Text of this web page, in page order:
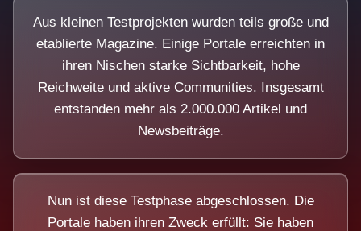
Aus kleinen Testprojekten wurden teils große und
etablierte Magazine. Einige Portale erreichten in
ihren Nischen starke Sichtbarkeit, hohe
Reichweite und aktive Communities. Insgesamt
entstanden mehr als 2.000.000 Artikel und
Newsbeiträge.
Nun ist diese Testphase abgeschlossen. Die
Portale haben ihren Zweck erfüllt: Sie haben